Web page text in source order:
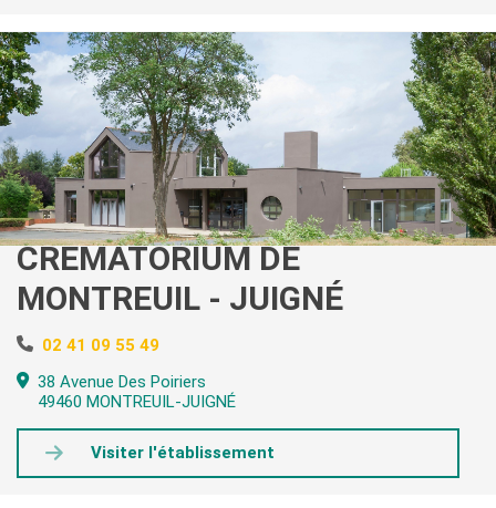
CRÉMATORIUM DE
MONTREUIL - JUIGNÉ
02 41 09 55 49
38 Avenue Des Poiriers
49460 MONTREUIL-JUIGNÉ
Visiter l'établissement